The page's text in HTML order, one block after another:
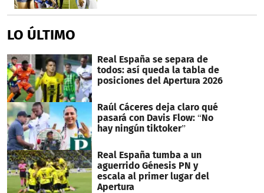
LO ÚLTIMO
Real España se separa de
todos: así queda la tabla de
posiciones del Apertura 2026
Raúl Cáceres deja claro qué
pasará con Davis Flow: “No
hay ningún tiktoker”
Real España tumba a un
aguerrido Génesis PN y
escala al primer lugar del
Apertura